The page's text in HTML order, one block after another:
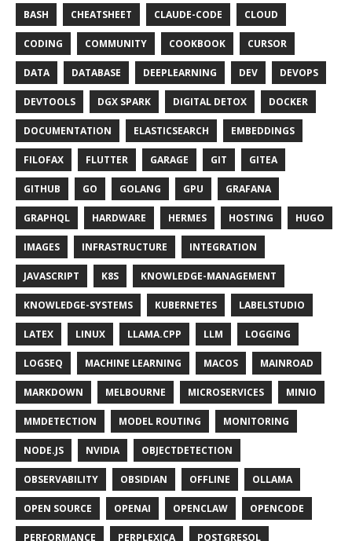
BASH CHEATSHEET CLAUDE-CODE CLOUD
CODING COMMUNITY COOKBOOK CURSOR
DATA DATABASE DEEPLEARNING DEV DEVOPS
DEVTOOLS DGX SPARK DIGITAL DETOX DOCKER
DOCUMENTATION ELASTICSEARCH EMBEDDINGS
FILOFAX FLUTTER GARAGE GIT GITEA
GITHUB GO GOLANG GPU GRAFANA
GRAPHQL HARDWARE HERMES HOSTING HUGO
IMAGES INFRASTRUCTURE INTEGRATION
JAVASCRIPT K8S KNOWLEDGE-MANAGEMENT
KNOWLEDGE-SYSTEMS KUBERNETES LABELSTUDIO
LATEX LINUX LLAMA.CPP LLM LOGGING
LOGSEQ MACHINE LEARNING MACOS MAINROAD
MARKDOWN MELBOURNE MICROSERVICES MINIO
MMDETECTION MODEL ROUTING MONITORING
NODE.JS NVIDIA OBJECTDETECTION
OBSERVABILITY OBSIDIAN OFFLINE OLLAMA
OPEN SOURCE OPENAI OPENCLAW OPENCODE
PERFORMANCE PERPLEXICA POSTGRESQL